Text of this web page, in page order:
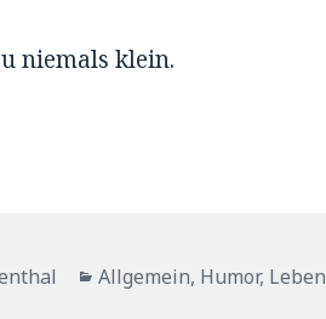
niemals klein.
Kategorien
Allgemein, Humor, Leben